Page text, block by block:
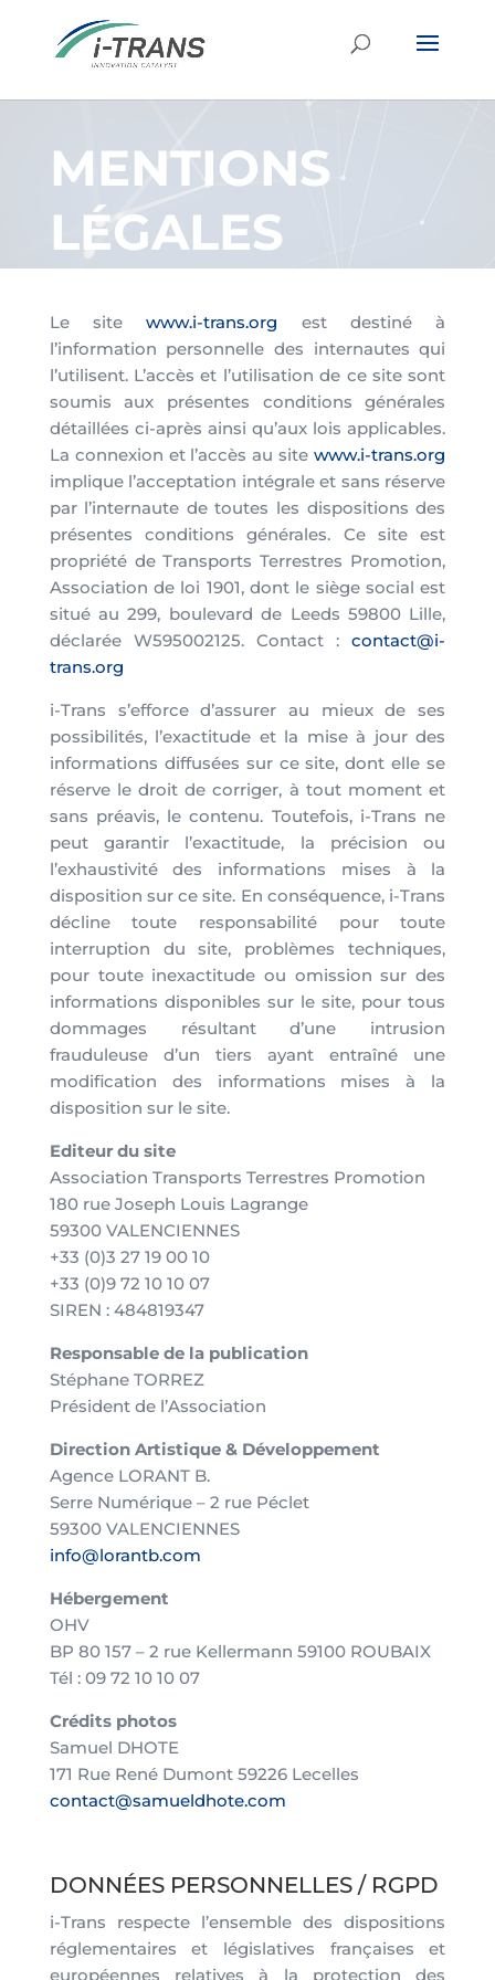
MENTIONS
LÉGALES
Le sitewww.i-trans.org est destiné à
l’information personnelle des internautes qui
l’utilisent. L’accès et l’utilisation de ce site sont
soumis aux présentes conditions générales
détaillées ci-après ainsi qu’aux lois applicables.
La connexion et l’accès au sitewww.i-trans.org
implique l’acceptation intégrale et sans réserve
par l’internaute de toutes les dispositions des
présentes conditions générales. Ce site est
propriété de Transports Terrestres Promotion,
Association de loi 1901, dont le siège social est
situé au 299, boulevard de Leeds 59800 Lille,
déclarée W595002125. Contact :contact@i-
trans.org
i-Trans s’efforce d’assurer au mieux de ses
possibilités, l’exactitude et la mise à jour des
informations diffusées sur ce site, dont elle se
réserve le droit de corriger, à tout moment et
sans préavis, le contenu. Toutefois, i-Trans ne
peut garantir l’exactitude, la précision ou
l’exhaustivité des informations mises à la
disposition sur ce site. En conséquence, i-Trans
décline toute responsabilité pour toute
interruption du site, problèmes techniques,
pour toute inexactitude ou omission sur des
informations disponibles sur le site, pour tous
dommages résultant d’une intrusion
frauduleuse d’un tiers ayant entraîné une
modification des informations mises à la
disposition sur le site.
Editeur du site
Association Transports Terrestres Promotion
180 rue Joseph Louis Lagrange
59300 VALENCIENNES
+33 (0)3 27 19 00 10
+33 (0)9 72 10 10 07
SIREN : 484819347
Responsable de la publication
Stéphane TORREZ
Président de l’Association
Direction Artistique & Développement
Agence LORANT B.
Serre Numérique – 2 rue Péclet
59300 VALENCIENNES
info@lorantb.com
Hébergement
OHV
BP 80 157 – 2 rue Kellermann 59100 ROUBAIX
Tél : 09 72 10 10 07
Crédits photos
Samuel DHOTE
171 Rue René Dumont 59226 Lecelles
contact@samueldhote.com
DONNÉES PERSONNELLES / RGPD
i-Trans respecte l’ensemble des dispositions
réglementaires et législatives françaises et
européennes relatives à la protection des